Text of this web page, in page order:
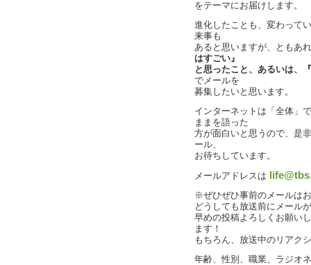
をテーマにお届けします。
進化したことも、変わって
来事も
あると思いますが、ともあ
はすごい』
と思ったこと、あるいは、
でメールを
募集したいと思います。
インターネットは「全体」
ままを語った
方が面白いと思うので、是
ール、
お待ちしています。
メールアドレスは
※ぜひぜひ事前のメールは
どうしても放送前にメール
早めの投稿よろしくお願い
ます！
もちろん、放送中のリアク
年齢、性別、職業、ラジオ